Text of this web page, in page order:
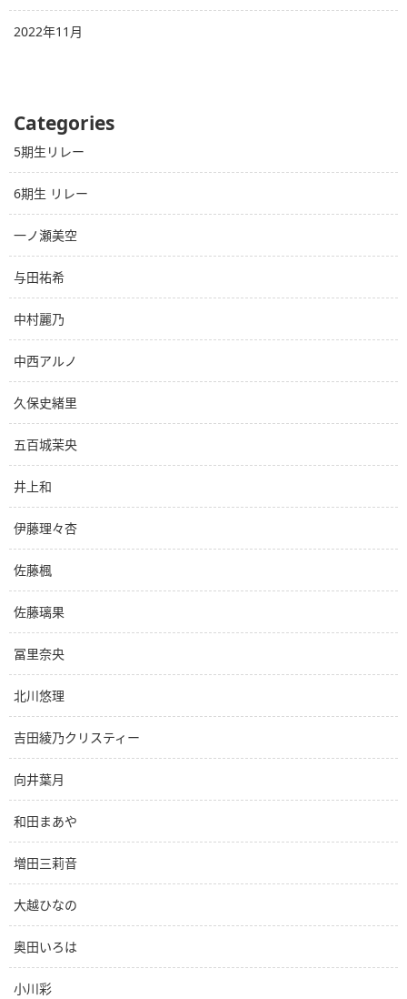
2022年11月
Categories
5期生リレー
6期生 リレー
一ノ瀬美空
与田祐希
中村麗乃
中西アルノ
久保史緒里
五百城茉央
井上和
伊藤理々杏
佐藤楓
佐藤璃果
冨里奈央
北川悠理
吉田綾乃クリスティー
向井葉月
和田まあや
増田三莉音
大越ひなの
奥田いろは
小川彩